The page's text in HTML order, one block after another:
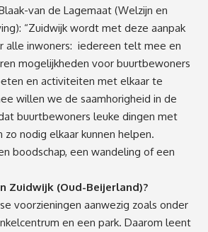
van de Lagemaat (Welzijn en
“Zuidwijk wordt met deze aanpak
alle inwoners: iedereen telt mee en
mogelijkheden voor buurtbewoners
en activiteiten met elkaar te
willen we de saamhorigheid in de
buurtbewoners leuke dingen met
zo nodig elkaar kunnen helpen.
boodschap, een wandeling of een
Zuidwijk (Oud-Beijerland)?
voorzieningen aanwezig zoals onder
en een park. Daarom leent